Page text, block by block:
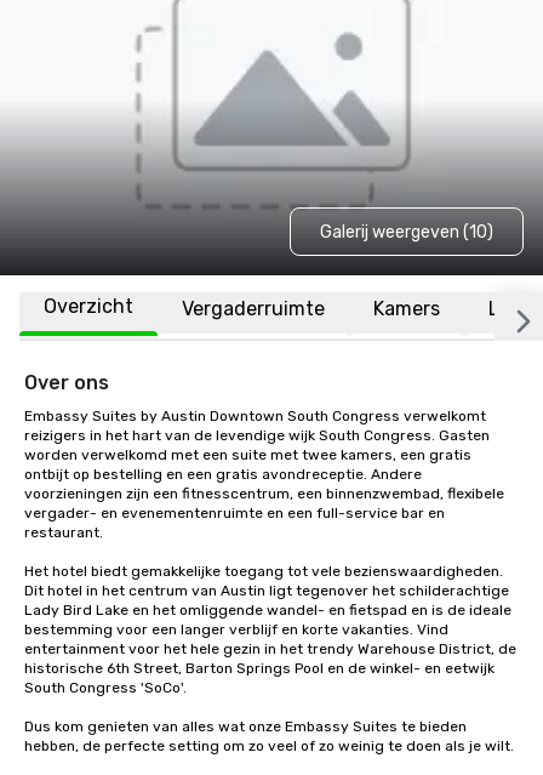
Galerij weergeven (10)
Overzicht Vergaderruimte Kamers
Over ons
Embassy Suites by Austin Downtown South Congress verwelkomt
reizigers in het hart van de levendige wijk South Congress. Gasten
worden verwelkomd met een suite met twee kamers, een gratis
ontbijt op bestelling en een gratis avondreceptie. Andere
voorzieningen zijn een fitnesscentrum, een binnenzwembad, flexibele
vergader- en evenementenruimte en een full-service bar en
restaurant.
Het hotel biedt gemakkelijke toegang tot vele bezienswaardigheden.
Dit hotel in het centrum van Austin ligt tegenover het schilderachtige
Lady Bird Lake en het omliggende wandel- en fietspad en is de ideale
bestemming voor een langer verblijf en korte vakanties. Vind
entertainment voor het hele gezin in het trendy Warehouse District, de
historische 6th Street, Barton Springs Pool en de winkel- en eetwijk
South Congress 'SoCo'.
Dus kom genieten van alles wat onze Embassy Suites te bieden
hebben, de perfecte setting om zo veel of zo weinig te doen als je wilt.